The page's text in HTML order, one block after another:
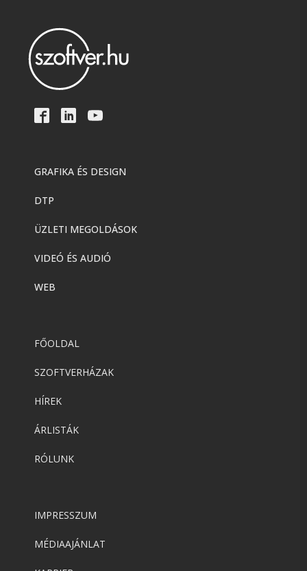
GRAFIKA ÉS DESIGN
DTP
ÜZLETI MEGOLDÁSOK
VIDEÓ ÉS AUDIÓ
WEB
FŐOLDAL
SZOFTVERHÁZAK
HÍREK
ÁRLISTÁK
RÓLUNK
IMPRESSZUM
MÉDIAAJÁNLAT